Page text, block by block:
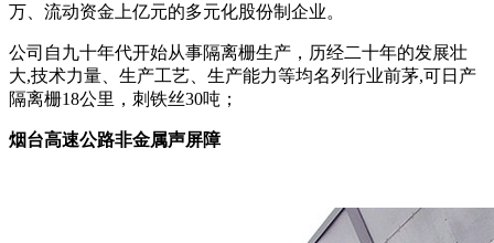
万、流动资金上亿元的多元化股份制企业。
公司自九十年代开始从事隔离栅生产，历经二十年的发展壮
大,技术力量、生产工艺、生产能力等均名列行业前茅,可日产
隔离栅18公里，刺铁丝30吨；
烟台高速公路非金属声屏障